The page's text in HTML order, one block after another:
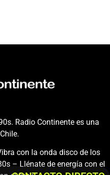
Radio Continente es una
con la onda disco de los
– Llénate de energía con el